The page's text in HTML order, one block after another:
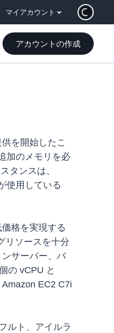
マイアカウント
アカウントの作成
を開始したこ
加のメモリを必
タンスは、
使用している
格を実現する
リソースを十分
サーバー、バ
の vCPU と
EC2 C7i
ルト、アイルラ